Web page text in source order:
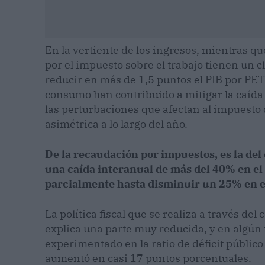
En la vertiente de los ingresos, mientras
por el impuesto sobre el trabajo tienen un
reducir en más de 1,5 puntos el PIB por
consumo han contribuido a mitigar la
las perturbaciones que afectan al
asimétrica a lo largo del año.
De la recaudación por impuestos, es la
una caída interanual de más del 40% en
parcialmente hasta disminuir un 25% en
La política fiscal que se realiza a través
explica una parte muy reducida, y en
experimentado en la ratio de déficit
aumentó en casi 17 puntos porcentuales.